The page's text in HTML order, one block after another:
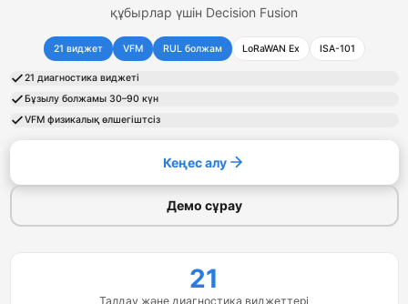
құбырлар үшін Decision Fusion
21 виджет VFM RUL болжам LoRaWAN Ex ISA-101
21 диагностика виджеті
Бұзылу болжамы 30–90 күн
VFM физикалық өлшегіштсіз
Кеңес алу
Демо сұрау
21
Талдау және диагностика виджеттері